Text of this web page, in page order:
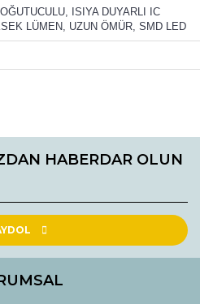
ISIYA DUYARLI IC
LÜMEN, UZUN ÖMÜR, SMD LED
noktaları öneri formunu
ederiz.
veya görüntülenemiyor.
bilgiler bulunuyor.
pahalı.
HABERDAR OLUN